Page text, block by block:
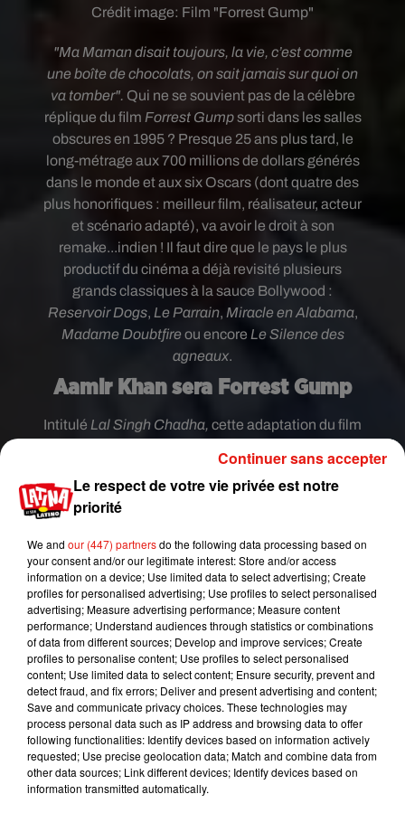
Publié : 17 mars 2019 à 17h45 par A.L.
Crédit image: Film "Forrest Gump"
"Ma Maman disait toujours, la vie, c’est comme
une boîte de chocolats, on sait jamais sur quoi on
va tomber". Qui ne se souvient pas de la célèbre
réplique du film Forrest Gumpsorti dans les salles
obscures en 1995 ? Presque 25 ans plus tard, le
long-métrage aux 700 millions de dollars générés
dans le monde et aux six Oscars (dont quatre des
plus honorifiques : meilleur film, réalisateur, acteur
et scénario adapté), va avoir le droit à son
remake...indien ! Il faut dire que le pays le plus
productif du cinéma a déjà revisité plusieurs
grands classiques à la sauce Bollywood :
Reservoir Dogs, Le Parrain, Miracle en Alabama,
Madame Doubtfireou encore Le Silence des
agneaux.
Aamir Khan sera Forrest Gump
Intitulé Lal Singh Chadha, cette adaptation du film
mettra en scène le célèbre acteur Aamir
Khan dans le rôle-titre initialement interprété par
Tom Hanks.
comme scénario. C’est une histoire merveilleuse
sur ce personnage. C’est un film de bien-être.
C’est un film pour toute la famille"a confié l'acteur
indien. Un choix judicieux puisque Aamir Khan a
déjà été dirigé par le réalisateur Advait
Chandan dans le drame musicalSecret
Superstar
en 2017.
Si aucune date officielle de sortie n'a été
communiquée, le tournage du remake devrait
avoir lieu en octobre prochain.
Le respect de votre vie privée est notre
priorité
We and our (447) partnersdo the following data processing based on
your consent and/or our legitimate interest: Store and/or access
information on a device; Use limited data to select advertising; Create
profiles for personalised advertising; Use profiles to select personalised
advertising; Measure advertising performance; Measure content
performance; Understand audiences through statistics or combinations
of data from different sources; Develop and improve services; Create
profiles to personalise content; Use profiles to select personalised
content; Use limited data to select content; Ensure security, prevent and
detect fraud, and fix errors; Deliver and present advertising and content;
Save and communicate privacy choices. These technologies may
process personal data such as IP address and browsing data to offer
following functionalities: Identify devices based on information actively
requested; Use precise geolocation data; Match and combine data from
other data sources; Link different devices; Identify devices based on
information transmitted automatically.
Continuer sans accepter